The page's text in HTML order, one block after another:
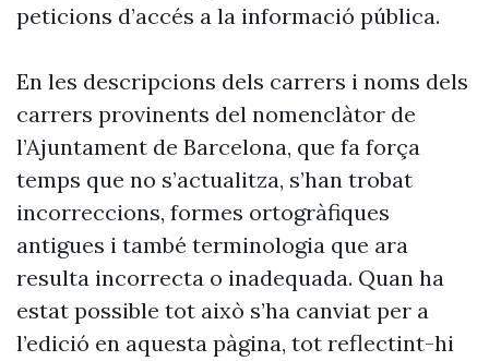
peticions d’accés a la informació pública.
En les descripcions dels carrers i noms dels
carrers provinents del nomenclàtor de
l’Ajuntament de Barcelona, que fa força
temps que no s’actualitza, s’han trobat
incorreccions, formes ortogràfiques
antigues i també terminologia que ara
resulta incorrecta o inadequada. Quan ha
estat possible tot això s’ha canviat per a
l’edició en aquesta pàgina, tot reflectint-hi